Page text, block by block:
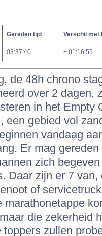
Gereden tijd Verschil met
03:37:40 + 01:16:55
de 48h chrono
over 2 dagen,
in het Empty
een gebied vol
vandaag
Er mag
zich
Daar zijn er 7 van,
of
marathonetappe
die zekerheid
zullen